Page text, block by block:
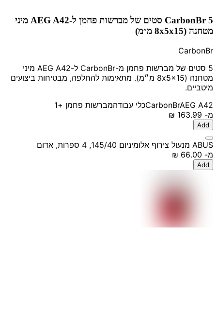
CarbonBr 5 סטים של מברשות פחמן ל-AEG A42 מיני
מטחנה (8x5x15 מ״מ)
CarbonBr
5 סטים של מברשות פחמן מ-CarbonBr ל-AEG A42 מיני
מטחנה (8x5x15 מ״מ). מתאימות להחלפה, מבטיחות ביצועים
מיטביים.
CarbonBrAEG A42 כלי עבודהמברשות פחמן +1
מ-
Add
ABUS מנעול צירוף אלומיניום 145/40, 4 ספרות, אדום
מ-
Add